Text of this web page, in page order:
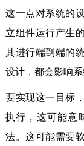
这一点对系统的
立组件运行产生
其进行端到端的
设计，都会影响系
要实现这一目标
执行，这可能意
法。这可能需要